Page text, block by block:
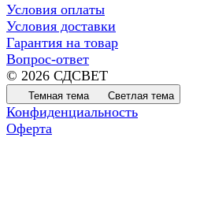
Условия оплаты
Условия доставки
Гарантия на товар
Вопрос-ответ
© 2026 СДСВЕТ
Темная тема Светлая тема
Конфиденциальность
Оферта